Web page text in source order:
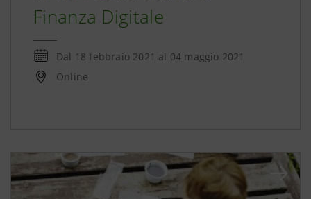
Finanza Digitale
Dal 18 febbraio 2021 al 04 maggio 2021
Online